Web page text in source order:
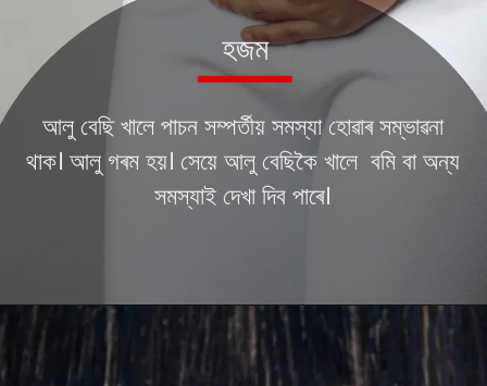
আলু বেছি খালে পাচন সম্পৰ্তীয় সমস্যা হোৱাৰ সম্ভাৱনা
থাক। আলু গৰম হয়। সেয়ে আলু বেছিকৈ খালে বমি বা অন্য
সমস্যাই দেখা দিব পাৰে।
হজম